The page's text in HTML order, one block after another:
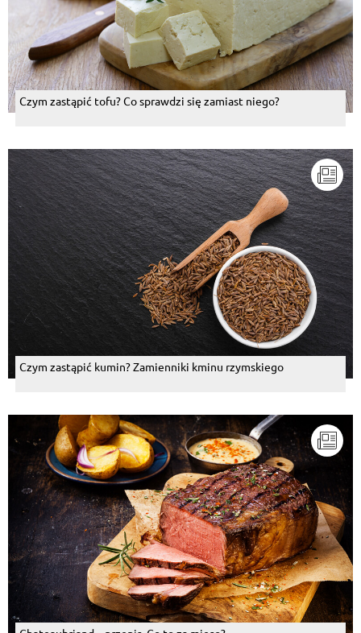
Czym zastąpić tofu? Co sprawdzi się zamiast niego?
Czym zastąpić kumin? Zamienniki kminu rzymskiego